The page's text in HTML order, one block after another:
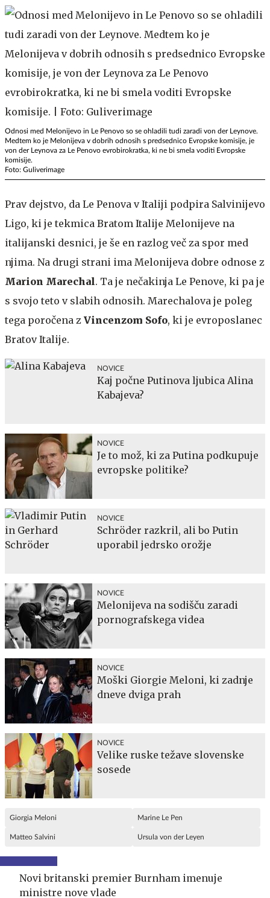
Odnosi med Melonijevo in Le Penovo so se ohladili tudi zaradi von der Leynove.
Medtem ko je Melonijeva v dobrih odnosih s predsednico Evropske komisije, je
von der Leynova za Le Penovo evrobirokratka, ki ne bi smela voditi Evropske
komisije.
Foto: Guliverimage
Prav dejstvo, da Le Penova v Italiji podpira Salvinijevo
Ligo, ki je tekmica Bratom Italije Melonijeve na
italijanski desnici, je še en razlog več za spor med
njima. Na drugi strani ima Melonijeva dobre odnose z
Marion Marechal. Ta je nečakinja Le Penove, ki pa je
s svojo teto v slabih odnosih. Marechalova je poleg
tega poročena z Vincenzom Sofo, ki je evroposlanec
Bratov Italije.
NOVICE
Kaj počne Putinova ljubica Alina
Kabajeva?
NOVICE
Je to mož, ki za Putina podkupuje
evropske politike?
NOVICE
Schröder razkril, ali bo Putin
uporabil jedrsko orožje
NOVICE
Melonijeva na sodišču zaradi
pornografskega videa
NOVICE
Moški Giorgie Meloni, ki zadnje
dneve dviga prah
NOVICE
Velike ruske težave slovenske
sosede
Giorgia Meloni Marine Le Pen
Matteo Salvini Ursula von der Leyen
Novi britanski premier Burnham imenuje
ministre nove vlade